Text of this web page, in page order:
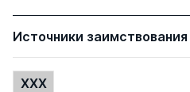
Источники заимствования
XXX